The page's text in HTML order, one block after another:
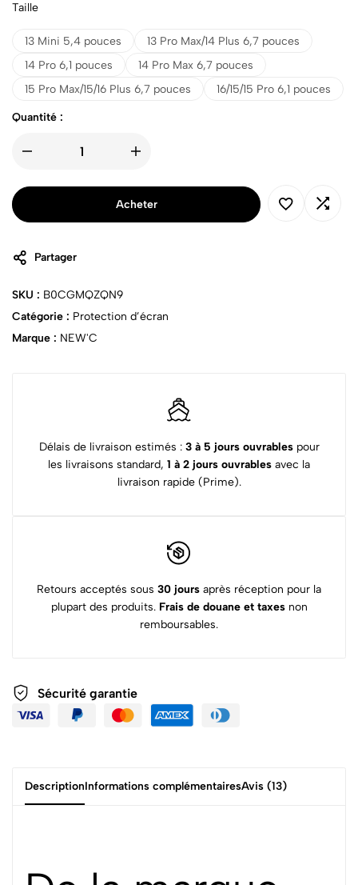
Taille
13 Mini 5,4 pouces
13 Pro Max/14 Plus 6,7 pouces
14 Pro 6,1 pouces
14 Pro Max 6,7 pouces
15 Pro Max/15/16 Plus 6,7 pouces
16/15/15 Pro 6,1 pouces
Quantité :
Acheter
Partager
SKU : B0CGMQZQN9
Catégorie : Protection d’écran
Marque : NEW'C
Délais de livraison estimés : 3 à 5 jours ouvrablespour
les livraisons standard, 1 à 2 jours ouvrables avec la
livraison rapide (Prime).
Retours acceptés sous 30 jours après réception pour la
plupart des produits. Frais de douane et taxesnon
remboursables.
Sécurité garantie
DescriptionInformations complémentairesAvis (13)